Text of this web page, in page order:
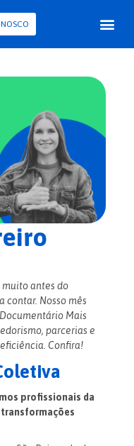
muito antes do
contar. Nosso mês
Mais
parcerias e
Confira!
profissionais da